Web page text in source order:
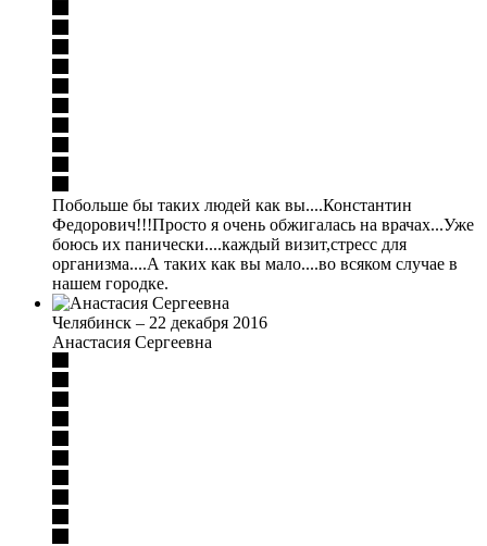
Побольше бы таких людей как вы....Константин
Федорович!!!Просто я очень обжигалась на врачах...Уже
боюсь их панически....каждый визит,стресс для
организма....А таких как вы мало....во всяком случае в
нашем городке.
Челябинск – 22 декабря 2016
Анастасия Сергеевна